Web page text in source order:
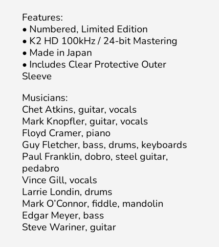
Features:
• Numbered, Limited Edition
• K2 HD 100kHz / 24-bit Mastering
• Made in Japan
• Includes Clear Protective Outer
Sleeve
Musicians:
Chet Atkins, guitar, vocals
Mark Knopfler, guitar, vocals
Floyd Cramer, piano
Guy Fletcher, bass, drums, keyboards
Paul Franklin, dobro, steel guitar,
pedabro
Vince Gill, vocals
Larrie Londin, drums
Mark O’Connor, fiddle, mandolin
Edgar Meyer, bass
Steve Wariner, guitar